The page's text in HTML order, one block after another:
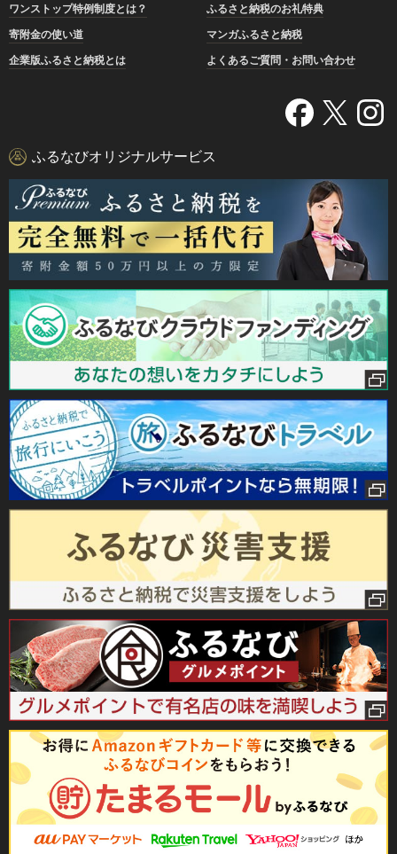
ワンストップ特例制度とは？
ふるさと納税のお礼特典
寄附金の使い道
マンガふるさと納税
企業版ふるさと納税とは
よくあるご質問・お問い合わせ
ふるなびオリジナルサービス